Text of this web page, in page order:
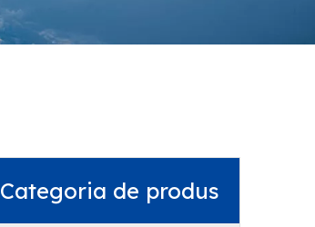
Categoria de produs